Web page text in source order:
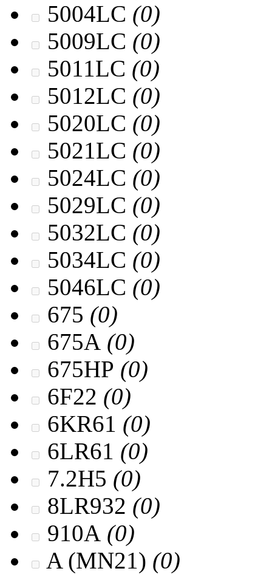
5004LC (0)
5009LC (0)
5011LC (0)
5012LC (0)
5020LC (0)
5021LC (0)
5024LC (0)
5029LC (0)
5032LC (0)
5034LC (0)
5046LC (0)
675 (0)
675A (0)
675HP (0)
6F22 (0)
6KR61 (0)
6LR61 (0)
7.2H5 (0)
8LR932 (0)
910A (0)
A (MN21) (0)